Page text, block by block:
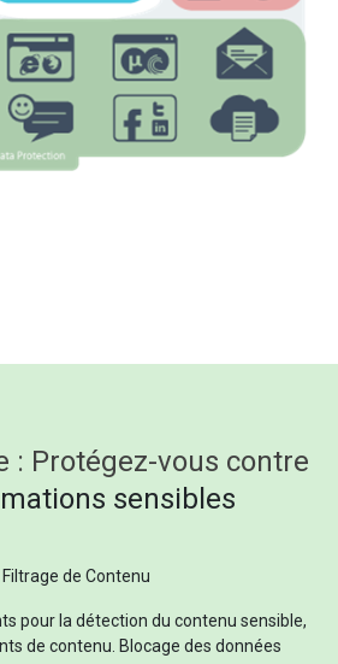
: Protégez-vous contre
sensibles
de Contenu
pour la détection du contenu sensible,
de contenu. Blocage des données